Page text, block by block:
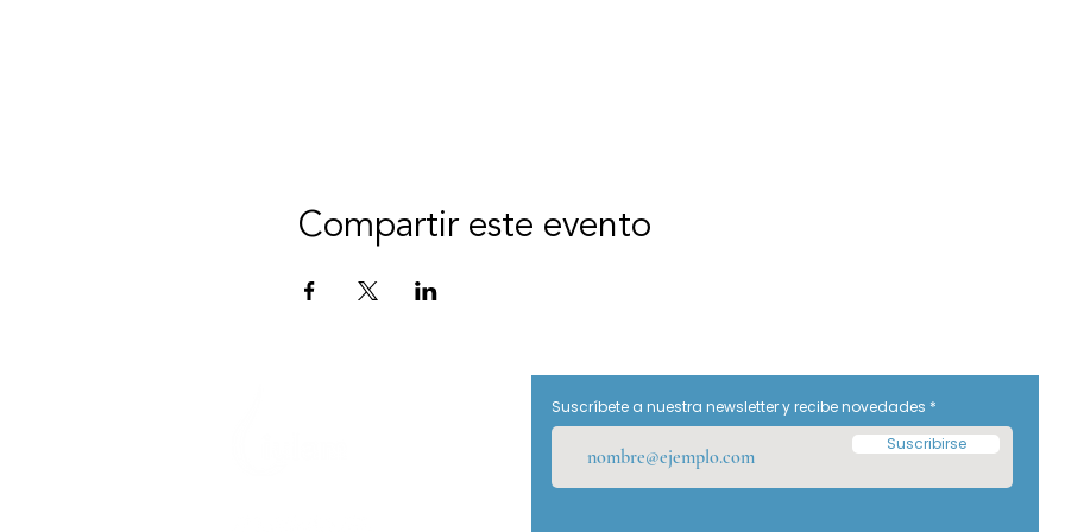
Compartir este evento
Suscríbete a nuestra newsletter y recibe novedades
Suscribirse